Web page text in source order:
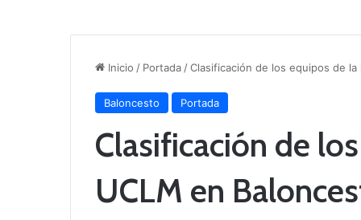
Inicio / Portada /Clasificación de los equipos de
Baloncesto Portada
Clasificación de
UCLM en